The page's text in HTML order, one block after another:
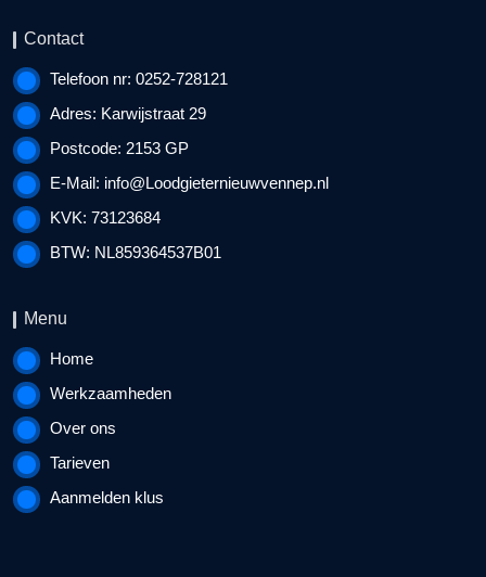
Contact
Telefoon nr: 0252-728121
Adres: Karwijstraat 29
Postcode: 2153 GP
E-Mail: info@Loodgieternieuwvennep.nl
KVK: 73123684
BTW: NL859364537B01
Menu
Home
Werkzaamheden
Over ons
Tarieven
Aanmelden klus